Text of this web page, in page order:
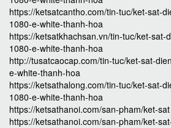
https://ketsatcantho.com/tin-tuc/ket-sat-
1080-e-white-thanh-hoa
https://ketsatkhachsan.vn/tin-tuc/ket-sat-
1080-e-white-thanh-hoa
http://tusatcaocap.com/tin-tuc/ket-sat-
e-white-thanh-hoa
https://ketsathalong.com/tin-tuc/ket-sat-
1080-e-white-thanh-hoa
https://ketsathanoi.com/san-pham/ket-sat
https://ketsathanoi.com/san-pham/ket-